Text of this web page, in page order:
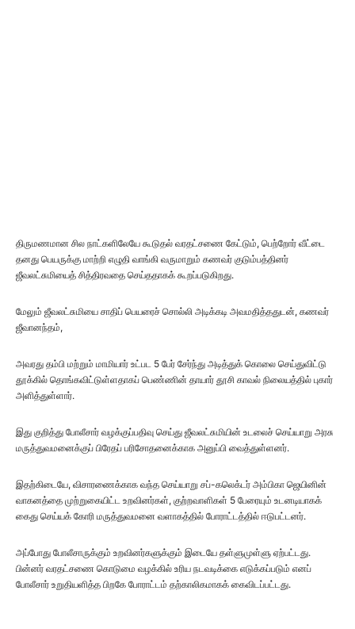
திருமணமான சில நாட்களிலேயே கூடுதல் வரதட்சணை கேட்டும், பெற்றோர் வீட்டை
தனது பெயருக்கு மாற்றி எழுதி வாங்கி வருமாறும் கணவர் குடும்பத்தினர்
ஜீவலட்சுமியைத் சித்திரவதை செய்ததாகக் கூறப்படுகிறது.
மேலும் ஜீவலட்சுமியை சாதிப் பெயரைச் சொல்லி அடிக்கடி அவமதித்ததுடன், கணவர்
ஜீவானந்தம்,
அவரது தம்பி மற்றும் மாமியார் உட்பட 5 பேர் சேர்ந்து அடித்துக் கொலை செய்துவிட்டு
தூக்கில் தொங்கவிட்டுள்ளதாகப் பெண்ணின் தாயார் தூசி காவல் நிலையத்தில் புகார்
அளித்துள்ளார்.
இது குறித்து போலீசார் வழக்குப்பதிவு செய்து ஜீவலட்சுமியின் உடலைச் செய்யாறு அரசு
மருத்துவமனைக்குப் பிரேதப் பரிசோதனைக்காக அனுப்பி வைத்துள்ளனர்.
இதற்கிடையே, விசாரணைக்காக வந்த செய்யாறு சப்-கலெக்டர் அம்பிகா ஜெயினின்
வாகனத்தை முற்றுகையிட்ட உறவினர்கள், குற்றவாளிகள் 5 பேரையும் உடனடியாகக்
கைது செய்யக் கோரி மருத்துவமனை வளாகத்தில் போராட்டத்தில் ஈடுபட்டனர்.
அப்போது போலீசாருக்கும் உறவினர்களுக்கும் இடையே தள்ளுமுள்ளு ஏற்பட்டது.
பின்னர் வரதட்சணை கொடுமை வழக்கில் உரிய நடவடிக்கை எடுக்கப்படும் எனப்
போலீசார் உறுதியளித்த பிறகே போராட்டம் தற்காலிகமாகக் கைவிடப்பட்டது.